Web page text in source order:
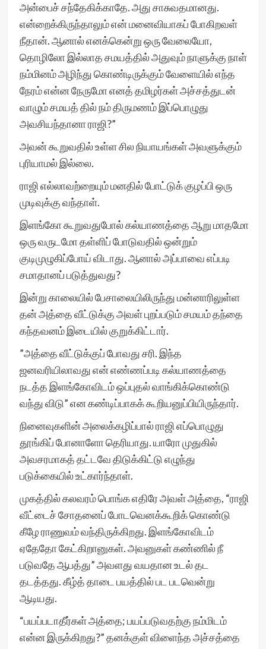
அன்பைச் சந்தேகிக்காதே. அது சாசுவதமானது.
என்றைக்கிருந்தாலும் என் மனைவியாகப் போகிறவள்
நீதான். ஆனால் எனக்கென்று ஒரு வேலையோ,
தொழிலோ இல்லாத சமயத்தில் அதுவும் நாளுக்கு நாள்
நம்மினம் அழிந்து கொண்டிருக்கும் வேளையில் எந்த
நேரம் என்ன நேருமோ எனத் தமிழர்கள் அச்சத்துடன்
வாழும் சமயத் தில் நம் திருமணம் இப்பொழுது
அவசியந்தானா ராஜி?”
அவன் கூறுவதில் உள்ள சில நியாயங்கள் அவளுக்கும்
புரியாமல் இல்லை.
ராஜி எல்லாவற்றையும் மனதில் போட்டுக் குழப்பி ஒரு
முடிவுக்கு வந்தாள்.
இளங்கோ கூறுவதுபோல் கல்யாணத்தை ஆறு மாதமோ
ஒரு வருடமோ தள்ளிப் போடுவதில் ஒன்றும்
குடிமுழுகிப்போய் விடாது. ஆனால் அப்பாவை எப்படி
சமாதானப் படுத்துவது?
இன்று காலையில் பேசாலையிலிருந்து மன்னாரிலுள்ள
தன் அத்தை வீட்டுக்கு அவள் புறப்படும் சமயம் தந்தை
கந்தவனம் இடையில் குறுக்கிட்டார்.
”அத்தை வீட்டுக்குப் போவது சரி. இந்த
ஜனவரியிலாவது என் எண்ணப்படி கல்யாணத்தை
நடத்த இளங்கோவிடம் ஒப்புதல் வாங்கிக்கொண்டு
வந்து விடு” என கண்டிப்பாகக் கூறியனுப்பியிருந்தார்.
நினைவுகளின் அலைக்கழிப்பால் ராஜி எப்பொழுது
தூங்கிப் போனாளோ தெரியாது. யாரோ முதுகில்
அவசரமாகத் தட்டவே திடுக்கிட்டு எழுந்து
படுக்கையில் உட்கார்ந்தாள்.
முகத்தில் கலவரம் பொங்க எதிரே அவள் அத்தை, “ராஜி
வீட்டைச் சோதனைப் போடவெனக்கூறிக் கொண்டு
கீழே ராணுவம் வந்திருக்கிறது. இளங்கோவிடம்
ஏதேதோ கேட்கிறானுகள். அவனுகள் கண்ணில் நீ
படுவதே ஆபத்து” அவளது வயதான உடல் தட
தடத்தது. கீழ்த் தாடை பயத்தில் பட படவென்று
ஆடியது.
“பயப்படாதீர்கள் அத்தை; பயப்படுவதற்கு நம்மிடம்
என்ன இருக்கிறது?” தனக்குள் விளைந்த அச்சத்தை